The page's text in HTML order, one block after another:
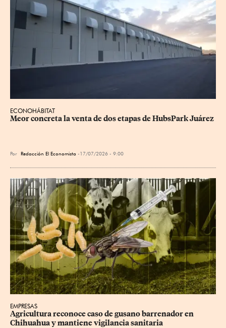
ECONOHÁBITAT
Meor concreta la venta de dos etapas de HubsPark Juárez
Por Redacción El Economista 17/07/2026 - 9:00
EMPRESAS
Agricultura reconoce caso de gusano barrenador en
Chihuahua y mantiene vigilancia sanitaria